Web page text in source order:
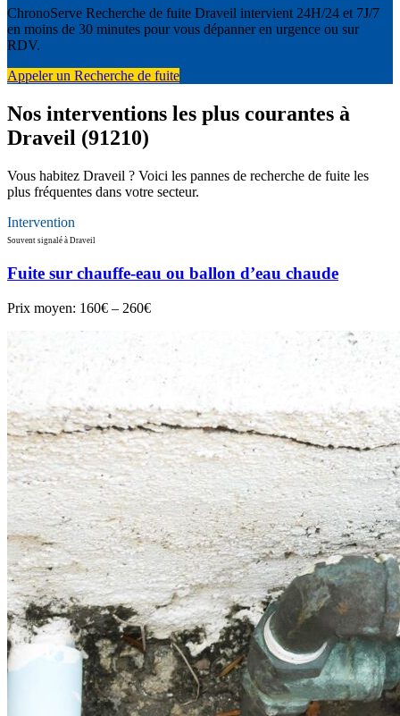
ChronoServe Recherche de fuite Draveil intervient 24H/24 et 7J/7
en moins de 30 minutes pour vous dépanner en urgence ou sur
RDV.
Appeler un Recherche de fuite
Nos interventions les plus courantes à
Draveil (91210)
Vous habitez Draveil ? Voici les pannes de recherche de fuite les
plus fréquentes dans votre secteur.
Intervention
Souvent signalé à Draveil
Fuite sur chauffe-eau ou ballon d’eau chaude
Prix moyen: 160€ – 260€